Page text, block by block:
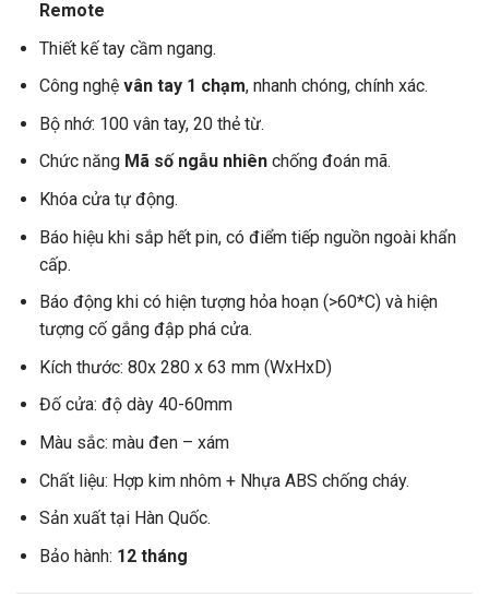
Remote
Thiết kế tay cầm ngang.
Công nghệ vân tay 1 chạm, nhanh chóng, chính xác.
Bộ nhớ: 100 vân tay, 20 thẻ từ.
Chức năng Mã số ngẫu nhiênchống đoán mã.
Khóa cửa tự động.
Báo hiệu khi sắp hết pin, có điểm tiếp nguồn ngoài khẩn
cấp.
Báo động khi có hiện tượng hỏa hoạn (>60*C) và hiện
tượng cố gắng đập phá cửa.
Kích thước: 80x 280 x 63 mm (WxHxD)
Đố cửa: độ dày 40-60mm
Màu sắc: màu đen – xám
Chất liệu: Hợp kim nhôm + Nhựa ABS chống cháy.
Sản xuất tại Hàn Quốc.
Bảo hành: 12 tháng